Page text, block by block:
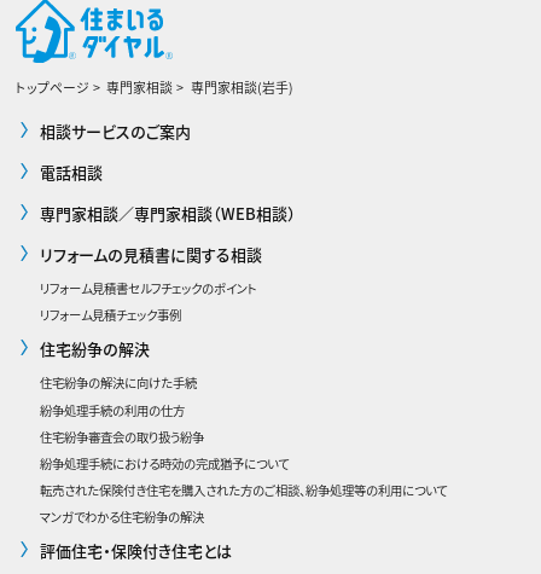
トップページ 専門家相談 専門家相談(岩手)
相談サービスのご案内
電話相談
専門家相談／専門家相談（WEB相談）
リフォームの見積書に関する相談
リフォーム見積書セルフチェックのポイント
リフォーム見積チェック事例
住宅紛争の解決
住宅紛争の解決に向けた手続
紛争処理手続の利用の仕方
住宅紛争審査会の取り扱う紛争
紛争処理手続における時効の完成猶予について
転売された保険付き住宅を購入された方のご相談、紛争処理等の利用について
マンガでわかる住宅紛争の解決
評価住宅・保険付き住宅とは